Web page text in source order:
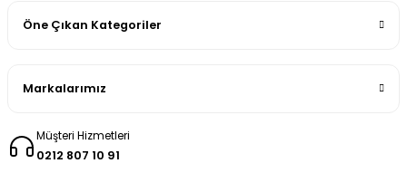
Öne Çıkan Kategoriler
Markalarımız
Müşteri Hizmetleri
0212 807 10 91